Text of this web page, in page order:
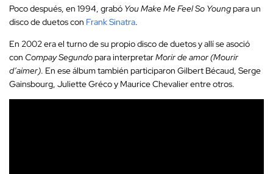
Poco después, en 1994, grabó You Make Me Feel So Youngparaun
disco de duetos con Frank Sinatra.
En 2002 era el turno de su propio disco de duetos y allí se asoció
con Compay Segundopara interpretarMorir de amor (Mourir
d’aimer). En ese álbum también participaron Gilbert Bécaud, Serge
Gainsbourg, Juliette Gréco y Maurice Chevalier entre otros.